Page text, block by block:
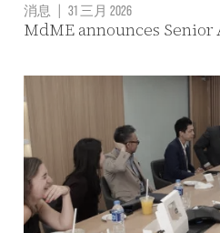
消息 | 31 三月 2026
MdME announces